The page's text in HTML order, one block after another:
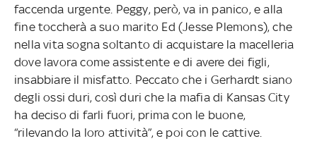
faccenda urgente. Peggy, però, va in panico, e alla
fine toccherà a suo marito Ed (Jesse Plemons), che
nella vita sogna soltanto di acquistare la macelleria
dove lavora come assistente e di avere dei figli,
insabbiare il misfatto. Peccato che i Gerhardt siano
degli ossi duri, così duri che la mafia di Kansas City
ha deciso di farli fuori, prima con le buone,
“rilevando la loro attività”, e poi con le cattive.